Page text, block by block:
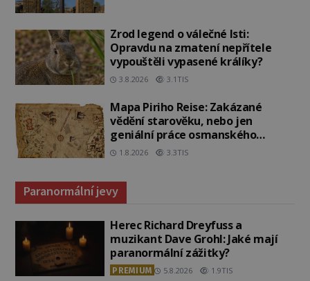
Zrod legend o válečné lsti:
Opravdu na zmatení nepřítele
vypouštěli vypasené králíky?
3.8.2026 3.1TIS
Mapa Piriho Reise: Zakázané
vědění starověku, nebo jen
geniální práce osmanského
admirála?
1.8.2026 3.3TIS
Paranormální jevy
Herec Richard Dreyfuss a
muzikant Dave Grohl: Jaké mají
paranormální zážitky?
PREMIUM 5.8.2026 1.9TIS